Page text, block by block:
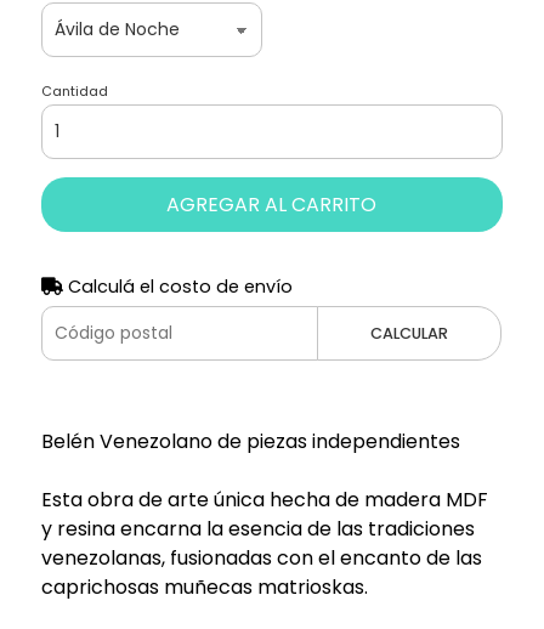
Cantidad
AGREGAR AL CARRITO
Calculá el costo de envío
CALCULAR
Belén Venezolano de piezas independientes
Esta obra de arte única hecha de madera MDF
y resina encarna la esencia de las tradiciones
venezolanas, fusionadas con el encanto de las
caprichosas muñecas matrioskas.